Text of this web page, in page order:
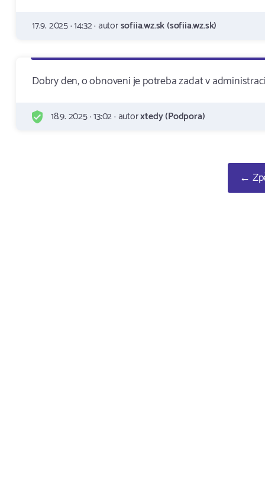
17.9. 2025 · 14:32 · autorsofiia.wz.sk (sofiia.wz.sk)
Dobry den, o obnoveni je potreba zadat v
18.9. 2025 · 13:02 · autorxtedy (Podpora)
←